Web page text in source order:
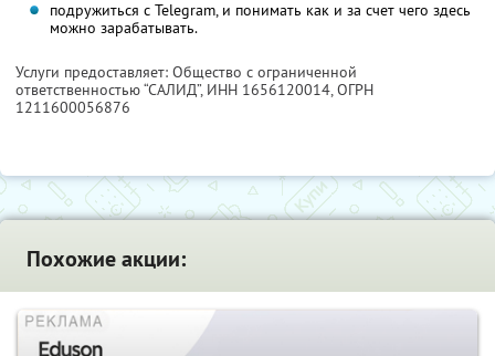
подружиться с Telegram, и понимать как и за счет чего здесь
можно зарабатывать.
Услуги предоставляет: Общество с ограниченной
ответственностью “САЛИД”, ИНН 1656120014, ОГРН
1211600056876
Похожие акции: